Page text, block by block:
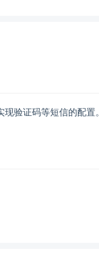
验证码等短信的配置。